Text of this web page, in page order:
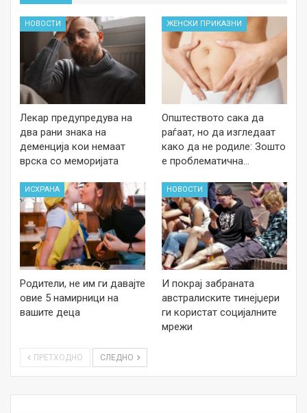
НОВОСТИ
Лекар предупредува на
два рани знака на
деменција кои немаат
врска со меморијата
ЖЕНСКИ ПРИКАЗНИ
Општеството сака да
раѓаат, но да изгледаат
како да не родиле: Зошто
е проблематична…
ИСХРАНА
Родители, не им ги давајте
овие 5 намирници на
вашите деца
НОВОСТИ
И покрај забраната
австралиските тинејџери
ги користат социјалните
мрежи
ПРЕТХОДНО СЛЕДНО